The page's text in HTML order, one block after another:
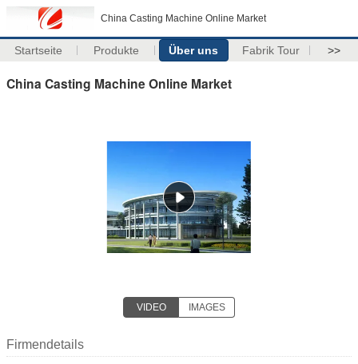
China Casting Machine Online Market
Startseite Produkte Über uns Fabrik Tour >>
China Casting Machine Online Market
VIDEO IMAGES
Firmendetails